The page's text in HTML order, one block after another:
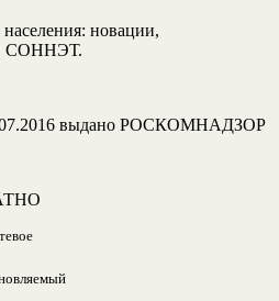
новации,
СОННЭТ.
выдано РОСКОМНАДЗОР